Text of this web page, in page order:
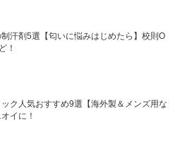
汗剤5選【匂いに悩みはじめたら】校則O
！
ク人気おすすめ9選【海外製＆メンズ用な
イに！